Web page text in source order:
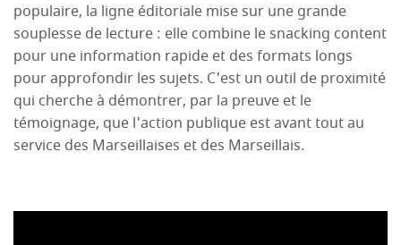
populaire, la ligne éditoriale mise sur une grande
souplesse de lecture : elle combine le snacking content
pour une information rapide et des formats longs
pour approfondir les sujets. C'est un outil de proximité
qui cherche à démontrer, par la preuve et le
témoignage, que l'action publique est avant tout au
service des Marseillaises et des Marseillais.